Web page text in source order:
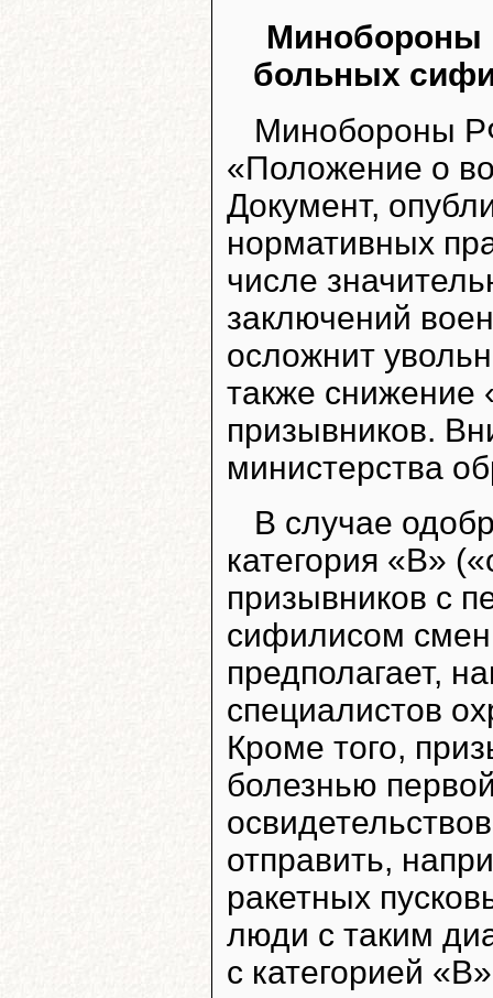
Минобороны
больных
Минобороны
«Положение о
Документ,
нормативных
числе
заключений
осложнит
также снижение
призывников.
министерства
В случае
категория «В»
призывников с
сифилисом
предполагает,
специалистов
Кроме того,
болезнью
отправить,
ракетных
люди с таким
с категорией